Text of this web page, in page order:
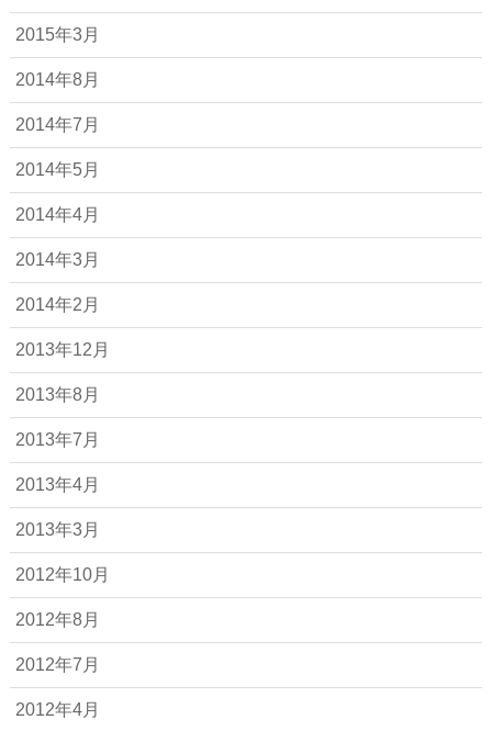
2015年3月
2014年8月
2014年7月
2014年5月
2014年4月
2014年3月
2014年2月
2013年12月
2013年8月
2013年7月
2013年4月
2013年3月
2012年10月
2012年8月
2012年7月
2012年4月